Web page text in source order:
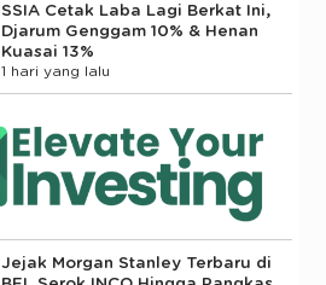
SSIA Cetak Laba Lagi Berkat Ini,
Djarum Genggam 10% & Henan
Kuasai 13%
1 hari yang lalu
Jejak Morgan Stanley Terbaru di